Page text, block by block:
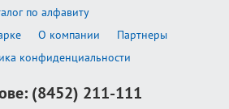
по алфавиту
О компании
Партнеры
конфиденциальности
(8452) 211-111